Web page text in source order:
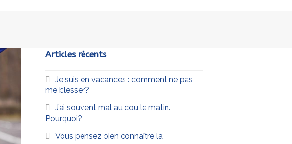
Articles récents
Je suis en vacances : comment ne pas
me blesser?
J’ai souvent mal au cou le matin.
Pourquoi?
Vous pensez bien connaître la